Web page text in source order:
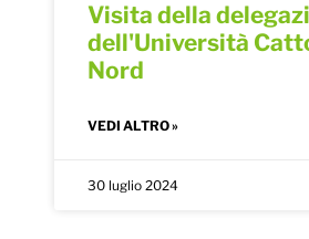
Visita della
dell'Università
Nord
VEDI ALTRO »
30 luglio 2024